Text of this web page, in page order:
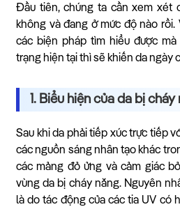
Đầu tiên, chúng ta cần xem xét
không và đang ở mức độ nào
các biện pháp tìm hiểu được
trạng hiện tại thì sẽ khiến da ngày
1. Biểu hiện của da bị cháy
Sau khi da phải tiếp xúc trực tiếp
các nguồn sáng nhân tạo khác
các mảng đỏ ửng và cảm giác
vùng da bị cháy nắng. Nguyên
là do tác động của các tia UV có